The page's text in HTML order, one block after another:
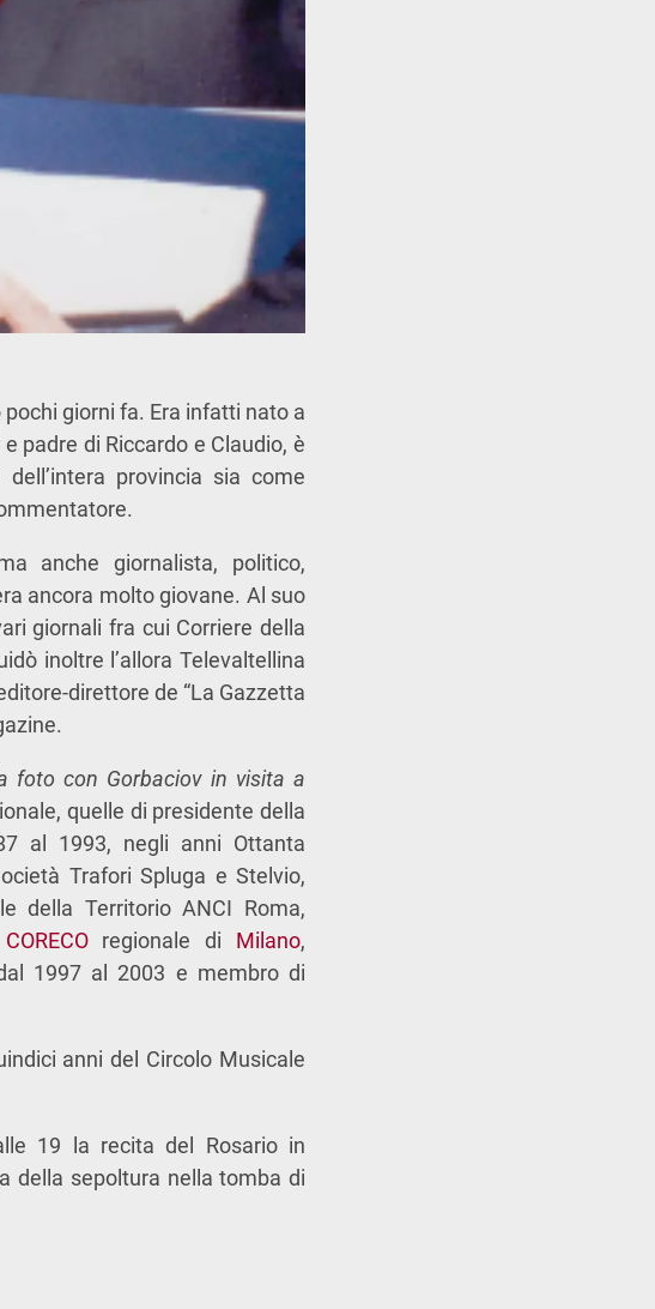
giorni fa. Era infatti nato a
padre di Riccardo e Claudio, è
provincia sia come
anche giornalista, politico,
ancora molto giovane. Al suo
giornali fra cui Corriere della
inoltre l’allora Televaltellina
direttore de “La Gazzetta
foto con Gorbaciov in visita a
quelle di presidente della
al 1993, negli anni Ottanta
Trafori Spluga e Stelvio,
della Territorio ANCI Roma,
CORECOregionale di Milano,
1997 al 2003 e membro di
anni del Circolo Musicale
19 la recita del Rosario in
della sepoltura nella tomba di